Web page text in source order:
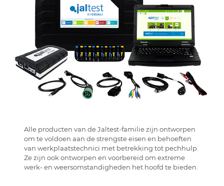
Alle producten van de Jaltest-familie zijn ontworpen
om te voldoen aan de strengste eisen en behoeften
van werkplaatstechnici met betrekking tot pechhulp.
Ze zijn ook ontworpen en voorbereid om extreme
werk- en weersomstandigheden het hoofd te bieden.